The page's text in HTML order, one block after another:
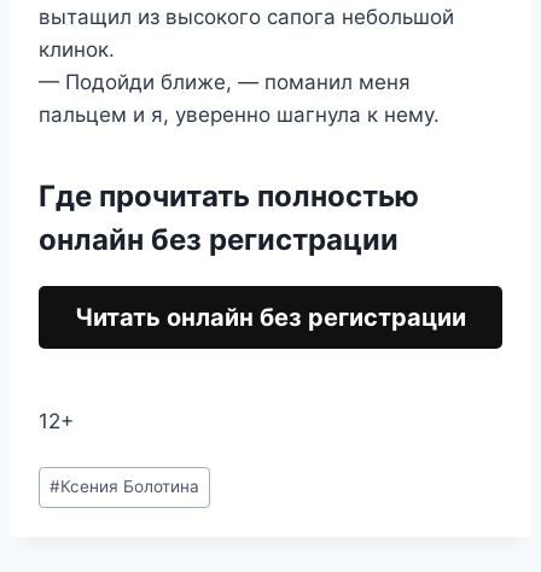
вытащил из высокого сапога небольшой
клинок.
— Подойди ближе, — поманил меня
пальцем и я, уверенно шагнула к нему.
Где прочитать полностью
онлайн без регистрации
Читать онлайн без регистрации
12+
Метки
записи:
#Ксения Болотина